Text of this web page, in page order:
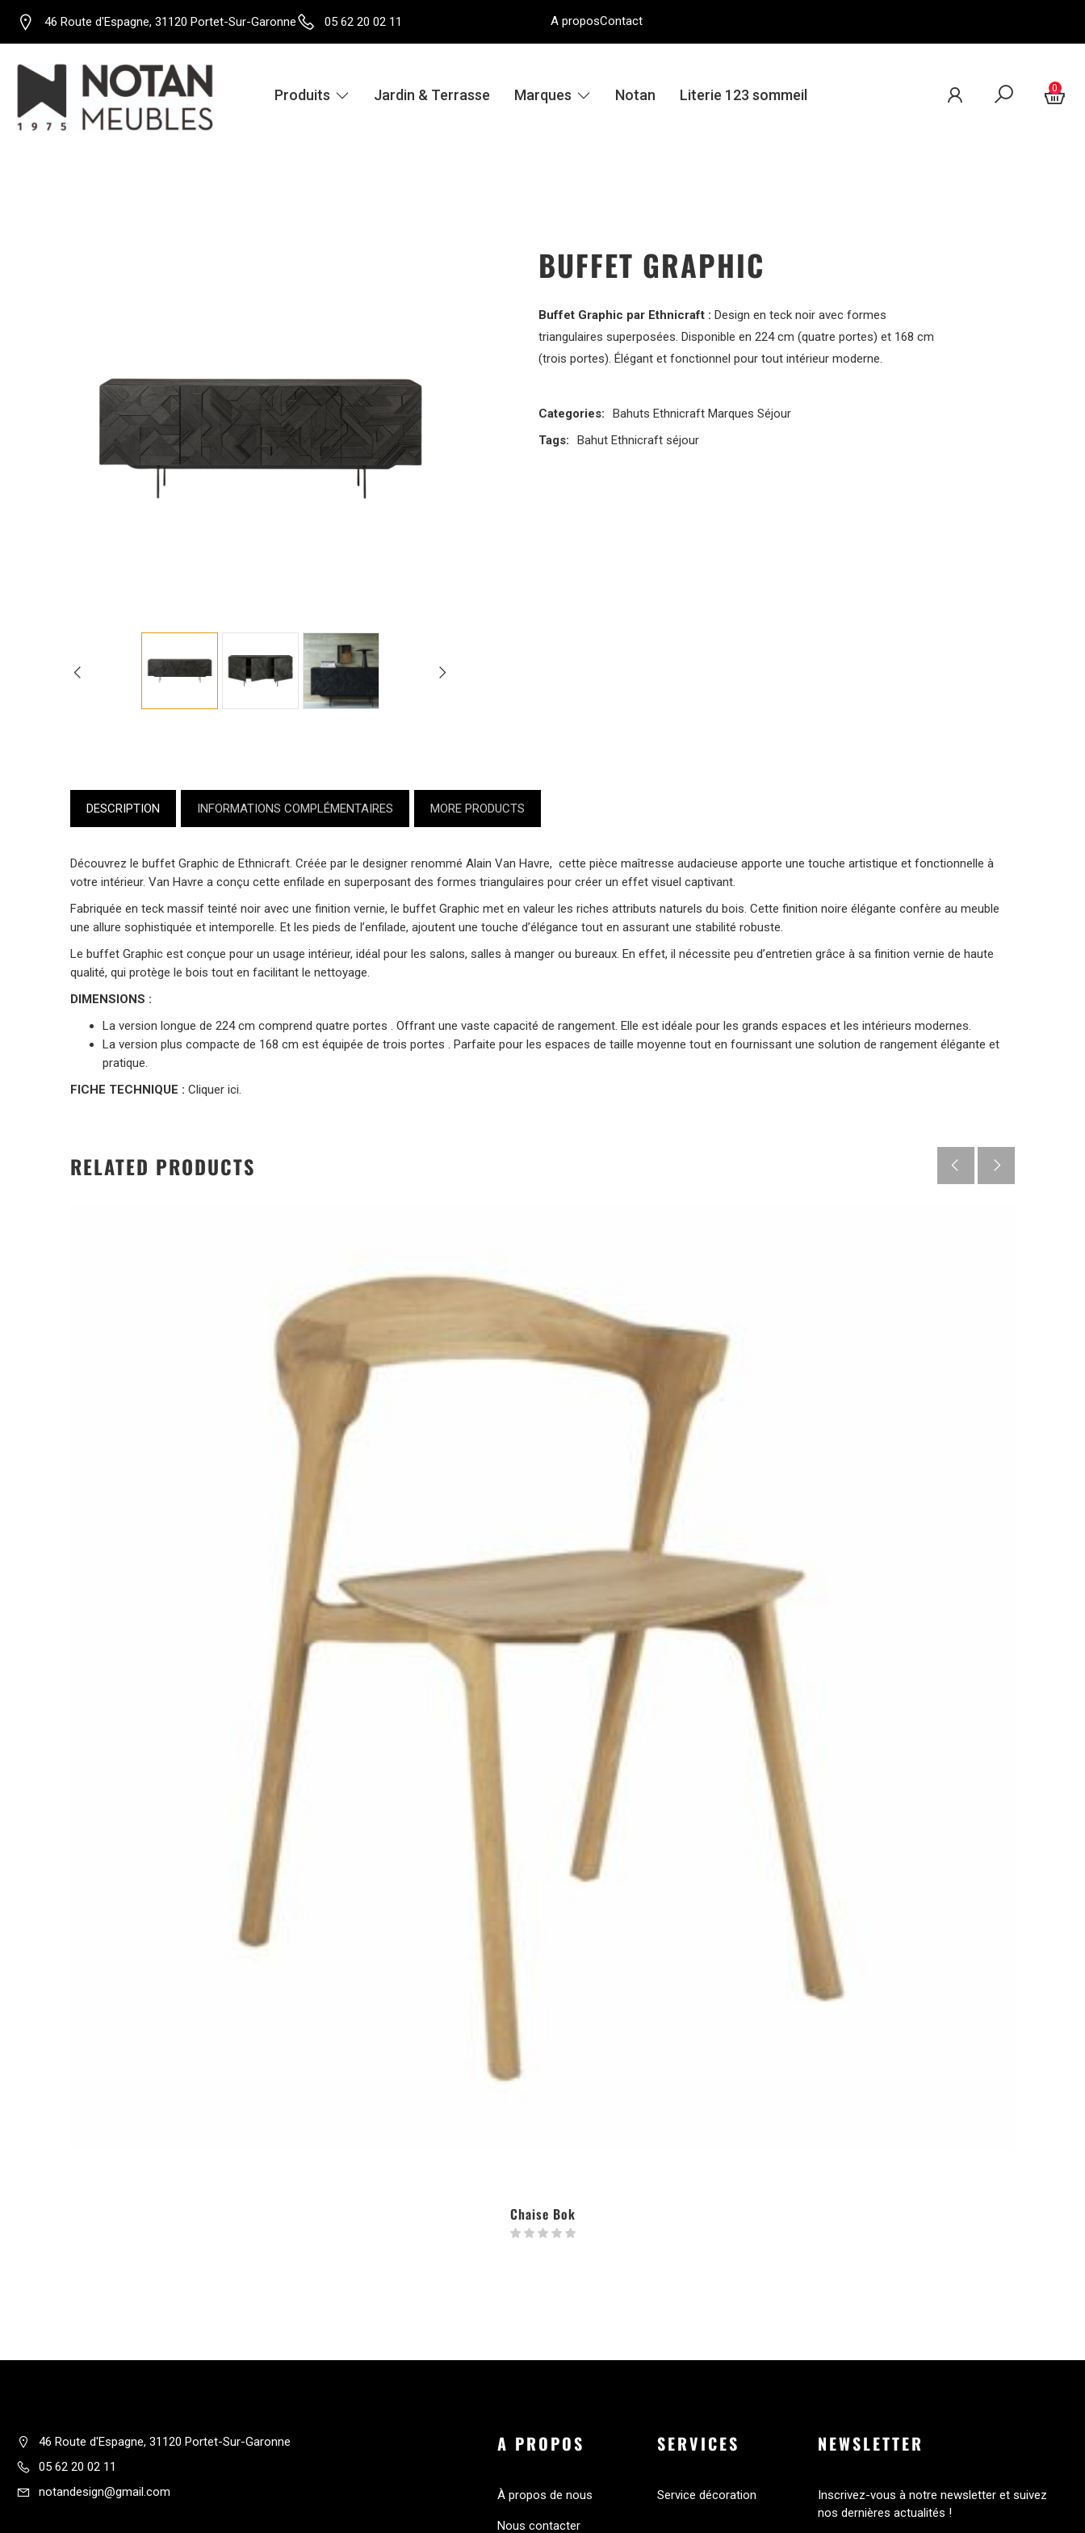
46 Route d'Espagne, 31120 Portet-Sur-Garonne 05 62 20 02 11 A proposContact
Produits Jardin & Terrasse Marques Notan Literie 123 sommeil 0
BUFFET GRAPHIC
Buffet Graphic par Ethnicraft : Design en teck noir avec formes
triangulaires superposées. Disponible en 224 cm (quatre portes) et 168 cm
(trois portes). Élégant et fonctionnel pour tout intérieur moderne.
Categories: Bahuts Ethnicraft Marques Séjour
Tags:
Bahut Ethnicraft séjour
DESCRIPTION INFORMATIONS COMPLÉMENTAIRES MORE PRODUCTS
Découvrez le buffet Graphic de Ethnicraft. Créée par le designer renommé Alain Van Havre, cette pièce maîtresse audacieuse apporte une touche artistique et fonctionnelle à
votre intérieur. Van Havre a conçu cette enfilade en superposant des formes triangulaires pour créer un effet visuel captivant.
Fabriquée en teck massif teinté noir avec une finition vernie, le buffet Graphic met en valeur les riches attributs naturels du bois. Cette finition noire élégante confère au meuble
une allure sophistiquée et intemporelle. Et les pieds de l’enfilade, ajoutent une touche d’élégance tout en assurant une stabilité robuste.
Le buffet Graphic est conçue pour un usage intérieur, idéal pour les salons, salles à manger ou bureaux. En effet, il nécessite peu d’entretien grâce à sa finition vernie de haute
qualité, qui protège le bois tout en facilitant le nettoyage.
DIMENSIONS :
La version longue de 224 cm comprend quatre portes . Offrant une vaste capacité de rangement. Elle est idéale pour les grands espaces et les intérieurs modernes.
La version plus compacte de 168 cm est équipée de trois portes . Parfaite pour les espaces de taille moyenne tout en fournissant une solution de rangement élégante et
pratique.
FICHE TECHNIQUE : Cliquer ici.
RELATED PRODUCTS
Chaise Bok
46 Route d'Espagne, 31120 Portet-Sur-Garonne
05 62 20 02 11
notandesign@gmail.com
A PROPOS
À propos de nous
Nous contacter
SERVICES
Service décoration
NEWSLETTER
Inscrivez-vous à notre newsletter et suivez
nos dernières actualités !